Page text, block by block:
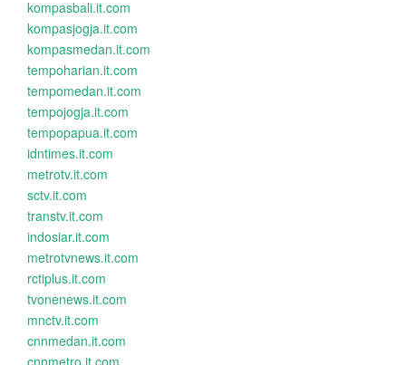
kompasbali.it.com
kompasjogja.it.com
kompasmedan.it.com
tempoharian.it.com
tempomedan.it.com
tempojogja.it.com
tempopapua.it.com
idntimes.it.com
metrotv.it.com
sctv.it.com
transtv.it.com
indosiar.it.com
metrotvnews.it.com
rctiplus.it.com
tvonenews.it.com
mnctv.it.com
cnnmedan.it.com
cnnmetro.it.com